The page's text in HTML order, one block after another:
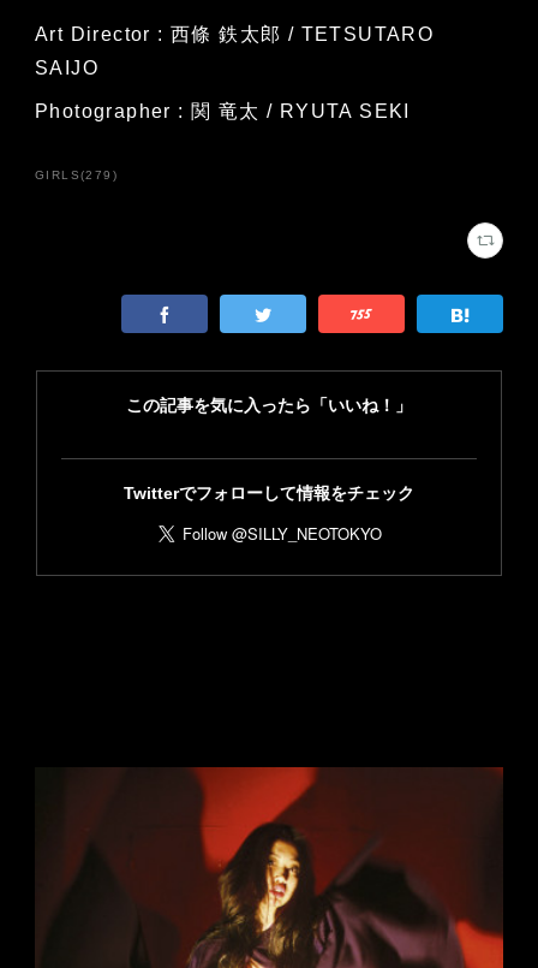
Art Director : 西條 鉄太郎 / TETSUTARO
SAIJO
Photographer : 関 竜太 / RYUTA SEKI
GIRLS(279 )